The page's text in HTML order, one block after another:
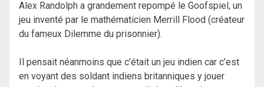
Alex Randolph a grandement repompé le Goofspiel, un
jeu inventé par le mathématicien Merrill Flood (créateur
du fameux Dilemme du prisonnier).
Il pensait néanmoins que c’était un jeu indien car c’est
en voyant des soldant indiens britanniques y jouer